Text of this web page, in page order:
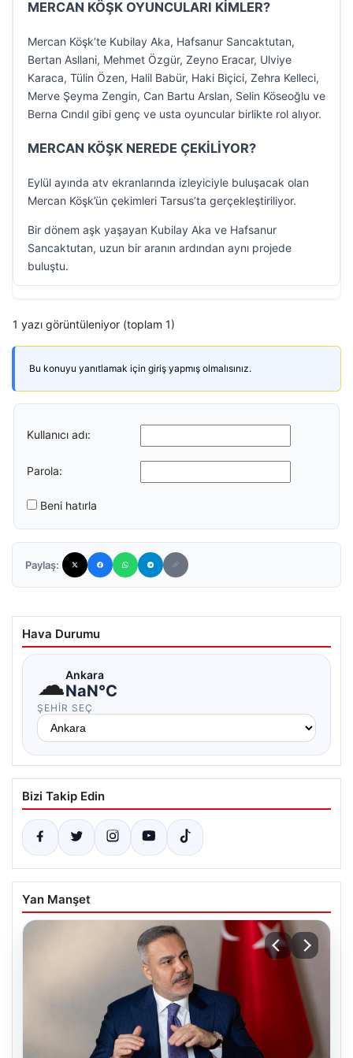
MERCAN KÖŞK OYUNCULARI KİMLER?
Mercan Köşk’te Kubilay Aka, Hafsanur Sancaktutan,
Bertan Asllani, Mehmet Özgür, Zeyno Eracar, Ulviye
Karaca, Tülin Özen, Halil Babür, Haki Biçici, Zehra Kelleci,
Merve Şeyma Zengin, Can Bartu Arslan, Selin Köseoğlu ve
Berna Cındıl gibi genç ve usta oyuncular birlikte rol alıyor.
MERCAN KÖŞK NEREDE ÇEKİLİYOR?
Eylül ayında atv ekranlarında izleyiciyle buluşacak olan
Mercan Köşk’ün çekimleri Tarsus’ta gerçekleştiriliyor.
Bir dönem aşk yaşayan Kubilay Aka ve Hafsanur
Sancaktutan, uzun bir aranın ardından aynı projede
buluştu.
1 yazı görüntüleniyor (toplam 1)
Bu konuyu yanıtlamak için giriş yapmış olmalısınız.
Kullanıcı adı:
Parola:
Beni hatırla
Paylaş:
Hava Durumu
☁Ankara
NaN°C
ŞEHIR SEÇ
Bizi Takip Edin
Yan Manşet